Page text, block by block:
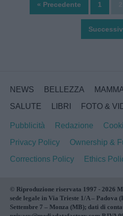
« Precedente 1
NEWS BELLEZZA
SALUTE
LIBRI FOTO &
Pubblicità Redazione
Privacy Policy
Ownership &
Corrections Policy
Ethics
© Riproduzione riservata 1997 - 2026
sede legale in Via Trieste 1/A – Padova
Settembre 7 – Monza (MB); dati di